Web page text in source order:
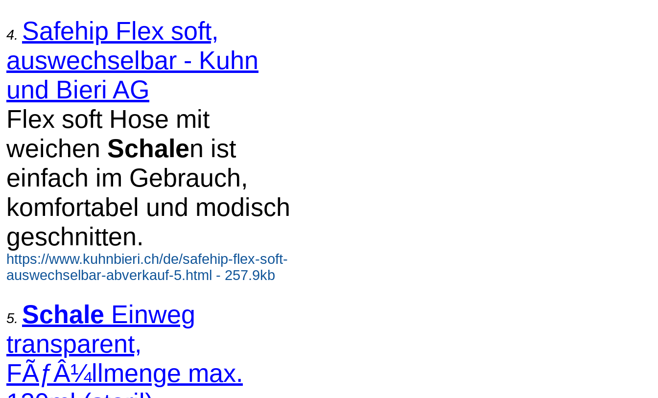
4. Safehip Flex soft,
auswechselbar - Kuhn
und Bieri AG
Flex soft Hose mit
weichen Schalen ist
einfach im Gebrauch,
komfortabel und modisch
geschnitten.
https://www.kuhnbieri.ch/de/safehip-flex-soft-
auswechselbar-abverkauf-5.html - 257.9kb
5. Schale Einweg
transparent,
FÃƒÂ¼llmenge max.